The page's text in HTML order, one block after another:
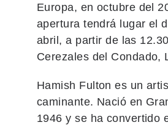
Europa, en octubre del
apertura tendrá lugar el
abril, a partir de las
Cerezales del Condado,
Hamish Fulton es un
caminante. Nació en
1946 y se ha convertido